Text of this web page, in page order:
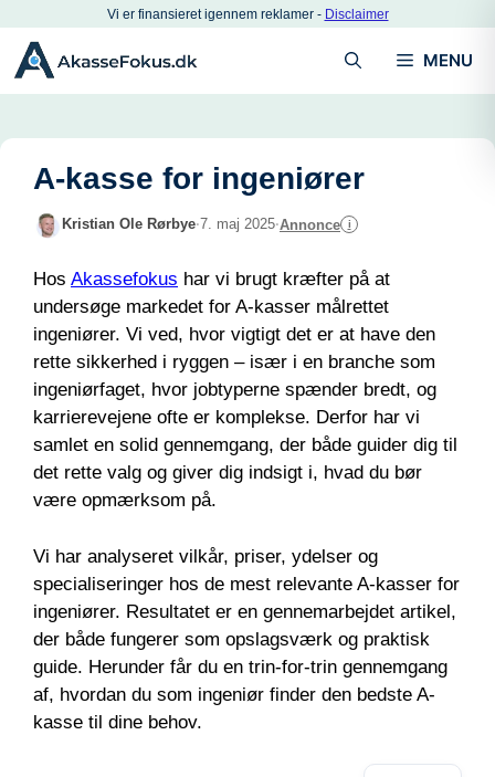
indhold
Vi er finansieret igennem reklamer - Disclaimer
MENU
A-kasse for ingeniører
Kristian Ole Rørbye·7. maj 2025·Annonce i
Hos Akassefokus har vi brugt kræfter på at
undersøge markedet for A-kasser målrettet
ingeniører. Vi ved, hvor vigtigt det er at have den
rette sikkerhed i ryggen – især i en branche som
ingeniørfaget, hvor jobtyperne spænder bredt, og
karrierevejene ofte er komplekse. Derfor har vi
samlet en solid gennemgang, der både guider dig til
det rette valg og giver dig indsigt i, hvad du bør
være opmærksom på.
Vi har analyseret vilkår, priser, ydelser og
specialiseringer hos de mest relevante A-kasser for
ingeniører. Resultatet er en gennemarbejdet artikel,
der både fungerer som opslagsværk og praktisk
guide. Herunder får du en trin-for-trin gennemgang
af, hvordan du som ingeniør finder den bedste A-
kasse til dine behov.